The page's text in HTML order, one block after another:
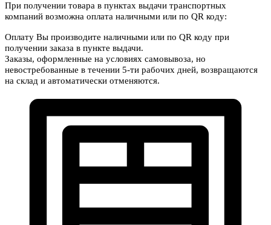
При получении товара в пунктах выдачи транспортных
компаний возможна оплата наличными или по QR коду:
Оплату Вы производите наличными или по QR коду при
получении заказа в пункте выдачи.
Заказы, оформленные на условиях самовывоза, но
невостребованные в течении 5-ти рабочих дней, возвращаются
на склад и автоматически отменяются.